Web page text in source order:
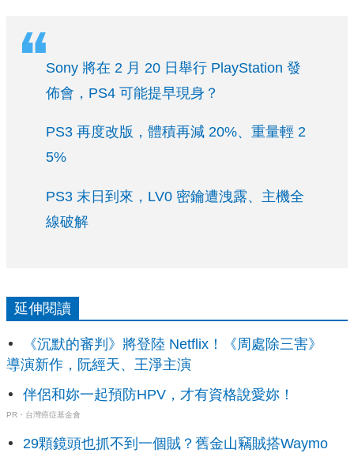
Sony 將在 2 月 20 日舉行 PlayStation 發
佈會，PS4 可能提早現身？
PS3 再度改版，體積再減 20%、重量輕 2
5%
PS3 末日到來，LV0 密鑰遭洩露、主機全
線破解
延伸閱讀
《沉默的審判》將登陸 Netflix！《周處除三害》
導演新作，阮經天、王淨主演
伴侶和妳一起預防HPV，才有資格說愛妳！
PR・台灣癌症基金會
29顆鏡頭也抓不到一個賊？舊金山竊賊搭Waymo